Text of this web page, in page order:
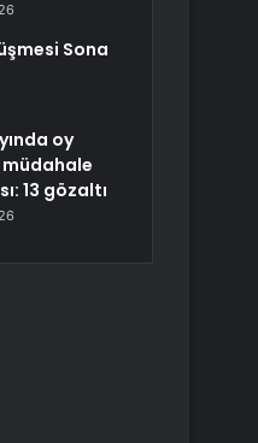
Sona
oy
13 gözaltı